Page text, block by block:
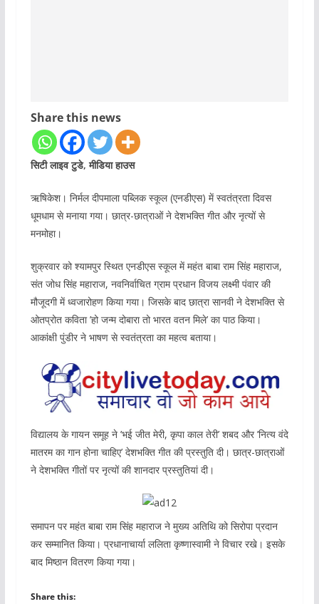
Share this news
सिटी लाइव टुडे, मीडिया हाउस
ऋषिकेश। निर्मल दीपमाला पब्लिक स्कूल (एनडीएस) में स्वतंत्रता दिवस
धूमधाम से मनाया गया। छात्र-छात्राओं ने देशभक्ति गीत और नृत्यों से
मनमोहा।
शुक्रवार को श्यामपुर स्थित एनडीएस स्कूल में महंत बाबा राम सिंह महाराज,
संत जोध सिंह महाराज, नवनिर्वाचित ग्राम प्रधान विजय लक्ष्मी पंवार की
मौजूदगी में ध्वजारोहण किया गया। जिसके बाद छात्रा सानवी ने देशभक्ति से
ओतप्रोत कविता ’हो जन्म दोबारा तो भारत वतन मिले’ का पाठ किया।
आकांक्षी पुंडीर ने भाषण से स्वतंत्रता का महत्व बताया।
विद्यालय के गायन समूह ने ’भई जीत मेरी, कृपा काल तेरी’ शबद और ’नित्य वंदे
मातरम का गान होना चाहिए’ देशभक्ति गीत की प्रस्तुति दी। छात्र-छात्राओं
ने देशभक्ति गीतों पर नृत्यों की शानदार प्रस्तुतियां दी।
समापन पर महंत बाबा राम सिंह महाराज ने मुख्य अतिथि को सिरोपा प्रदान
कर सम्मानित किया। प्रधानाचार्या ललिता कृष्णास्वामी ने विचार रखे। इसके
बाद मिष्ठान वितरण किया गया।
Share this: